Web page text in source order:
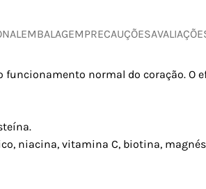
EMBALAGEMPRECAUÇÕES
normal do coração. O
niacina, vitamina C, biotina,